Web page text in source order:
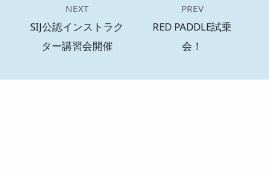
NEXT
SIJ公認インストラク
ター講習会開催
PREV
RED PADDLE試乗
会！